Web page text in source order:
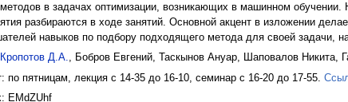
в задачах оптимизации, возникающих в машинном
разбираются в ходе занятий. Основной акцент в изложении
навыков по подбору подходящего метода для своей задачи,
Кропотов Д.А., Бобров Евгений, Таскынов Ануар, Шаповалов Никита,
по пятницам, лекция с 14-35 до 16-10, семинар с 16-20 до 17-55.
EMdZUhf